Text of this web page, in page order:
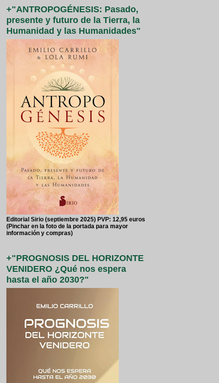
+"ANTROPOGÉNESIS: Pasado,
presente y futuro de la Tierra, la
Humanidad y las Humanidades"
Editorial Sirio (septiembre 2025) PVP: 12,95 euros
(Pinchar en la foto de la portada para mayor
información y compras)
+"PROGNOSIS DEL HORIZONTE
VENIDERO ¿Qué nos espera
hasta el año 2030?"